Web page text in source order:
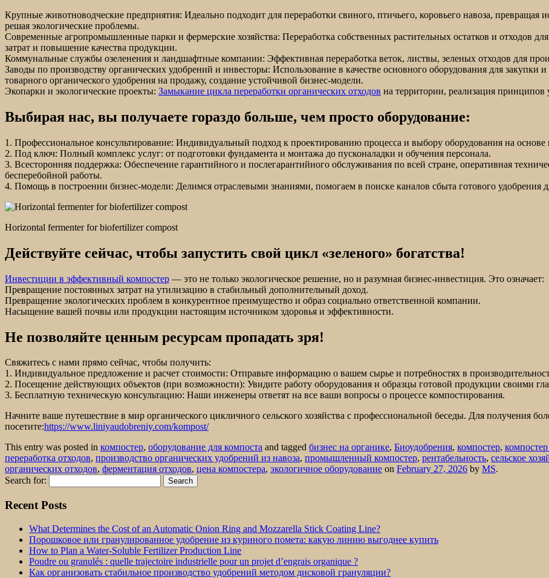
Крупные животноводческие предприятия: Идеально подходит для переработки свиного, птичьего, коровьего навоза, превращая
решая экологические проблемы.
Современные агропромышленные парки и фермерские хозяйства: Переработка собственных растительных остатков и отходов
затрат и повышение качества продукции.
Коммунальные службы озеленения и ландшафтные компании: Эффективная переработка веток, листвы, зеленых отходов для
Заводы по производству органических удобрений и инвесторы: Использование в качестве основного оборудования для закупки
товарного органического удобрения на продажу, создание устойчивой бизнес-модели.
Экопарки и экологические проекты: Замыкание цикла переработки органических отходов на территории, реализация принципов
Выбирая нас, вы получаете гораздо больше, чем просто оборудование:
1. Профессиональное консультирование: Индивидуальный подход к проектированию процесса и выбору оборудования на
2. Под ключ: Полный комплекс услуг: от подготовки фундамента и монтажа до пусконаладки и обучения персонала.
3. Всесторонняя поддержка: Обеспечение гарантийного и послегарантийного обслуживания по всей стране, оперативная
бесперебойной работы.
4. Помощь в построении бизнес-модели: Делимся отраслевыми знаниями, помогаем в поиске каналов сбыта готового удобрения
Horizontal fermenter for biofertilizer compost
Действуйте сейчас, чтобы запустить свой цикл «зеленого» богатства!
Инвестиции в эффективный компостер — это не только экологическое решение, но и разумная бизнес-инвестиция. Это означает:
Превращение постоянных затрат на утилизацию в стабильный дополнительный доход.
Превращение экологических проблем в конкурентное преимущество и образ социально ответственной компании.
Насыщение вашей почвы или продукции настоящим источником здоровья и эффективности.
Не позволяйте ценным ресурсам пропадать зря!
Свяжитесь с нами прямо сейчас, чтобы получить:
1. Индивидуальное предложение и расчет стоимости: Отправьте информацию о вашем сырье и потребностях в
2. Посещение действующих объектов (при возможности): Увидите работу оборудования и образцы готовой продукции своими
3. Бесплатную техническую консультацию: Наши инженеры ответят на все ваши вопросы о процессе компостирования.
Начните ваше путешествие в мир органического цикличного сельского хозяйства с профессиональной беседы. Для получения
посетите:https://www.liniyaudobreniy.com/kompost/
This entry was posted in компостер, оборудование для компоста and tagged бизнес на органике, Биоудобрения, компостер,
переработка отходов, производство органических удобрений из навоза, промышленный компостер, рентабельность, сельское
органических отходов, ферментация отходов, цена компостера, экологичное оборудование on February 27, 2026 by MS.
Search for:
Recent Posts
What Determines the Cost of an Automatic Onion Ring and Mozzarella Stick Coating Line?
Порошковое или гранулированное удобрение из куриного помета: какую линию выгоднее купить
How to Plan a Water-Soluble Fertilizer Production Line
Poudre ou granulés : quelle trajectoire industrielle pour un projet d’engrais organique ?
Как организовать стабильное производство удобрений методом дисковой грануляции?